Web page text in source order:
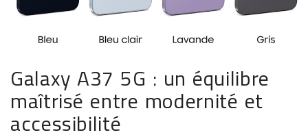
Galaxy A37 5G : un équilibre
maîtrisé entre modernité et
accessibilité